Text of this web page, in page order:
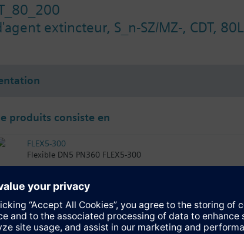
extincteur, S_n-SZ/MZ-, CDT, 80L
produits consiste en
FLEX5-300
Flexible DN5 PN360 FLEX5-300
CYF-80-200-N2
Bouteille pleine CYF-80 200 N2